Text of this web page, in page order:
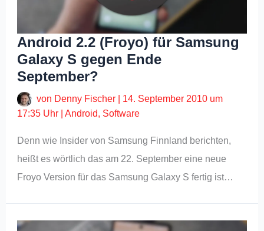
Android 2.2 (Froyo) für Samsung
Galaxy S gegen Ende
September?
von Denny Fischer
14. September 2010 um
17:35 Uhr |Android, Software
Denn wie Insider von Samsung Finnland berichten,
heißt es wörtlich das am 22. September eine neue
Froyo Version für das Samsung Galaxy S fertig ist…